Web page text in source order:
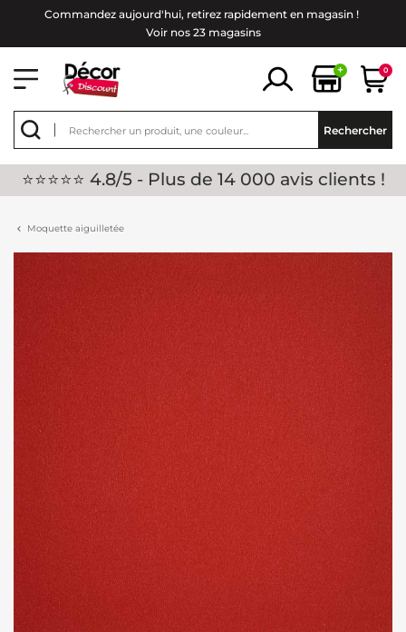
Commandez aujourd'hui, retirez rapidement en magasin !
Voir nos 23 magasins
+ 0
Rechercher
⭐⭐⭐⭐⭐ 4.8/5 - Plus de 14 000 avis clients !
Moquette aiguilletée